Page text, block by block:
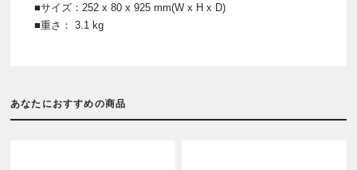
■サイズ：252 x 80 x 925 mm(W x H x D)
■重さ： 3.1 kg
あなたにおすすめの商品